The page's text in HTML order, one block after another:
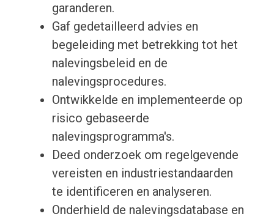
garanderen.
Gaf gedetailleerd advies en
begeleiding met betrekking tot het
nalevingsbeleid en de
nalevingsprocedures.
Ontwikkelde en implementeerde op
risico gebaseerde
nalevingsprogramma's.
Deed onderzoek om regelgevende
vereisten en industriestandaarden
te identificeren en analyseren.
Onderhield de nalevingsdatabase en